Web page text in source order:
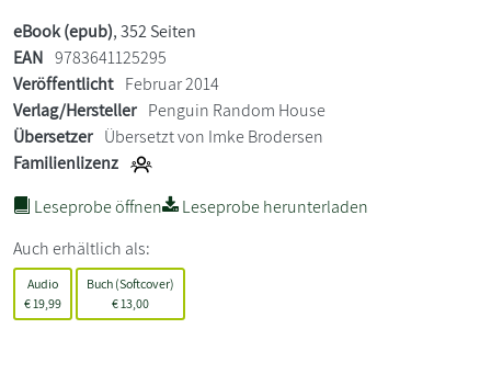
eBook (epub), 352 Seiten
EAN 9783641125295
Veröffentlicht Februar 2014
Verlag/Hersteller Penguin Random House
Übersetzer Übersetzt von Imke Brodersen
Familienlizenz
Leseprobe öffnen
Leseprobe herunterladen
Auch erhältlich als:
Audio
€ 19,99
Buch (Softcover)
€ 13,00